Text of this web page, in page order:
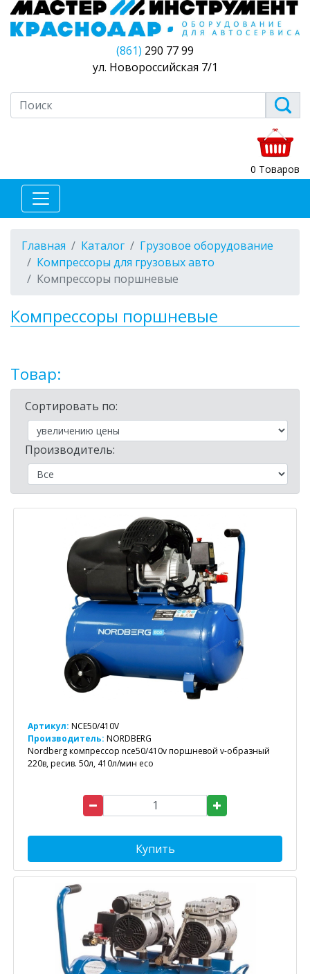
(861) 290 77 99
ул. Новороссийская 7/1
0 Товаров
Главная Каталог
Грузовое оборудование
Компрессоры для грузовых авто
Компрессоры поршневые
Компрессоры поршневые
Товар:
Сортировать по:
Производитель:
Артикул: NCE50/410V
Производитель: NORDBERG
Nordberg компрессор nce50/410v поршневой v-образный
220в, ресив. 50л, 410л/мин eco
Купить